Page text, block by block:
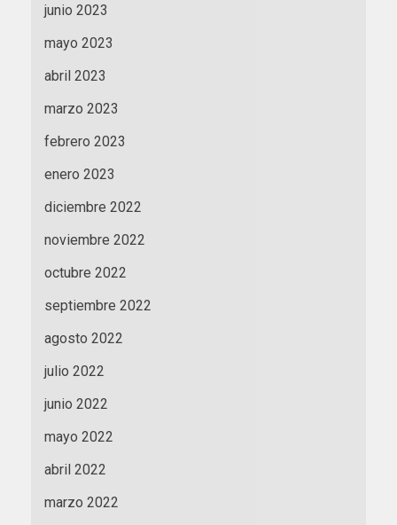
junio 2023
mayo 2023
abril 2023
marzo 2023
febrero 2023
enero 2023
diciembre 2022
noviembre 2022
octubre 2022
septiembre 2022
agosto 2022
julio 2022
junio 2022
mayo 2022
abril 2022
marzo 2022